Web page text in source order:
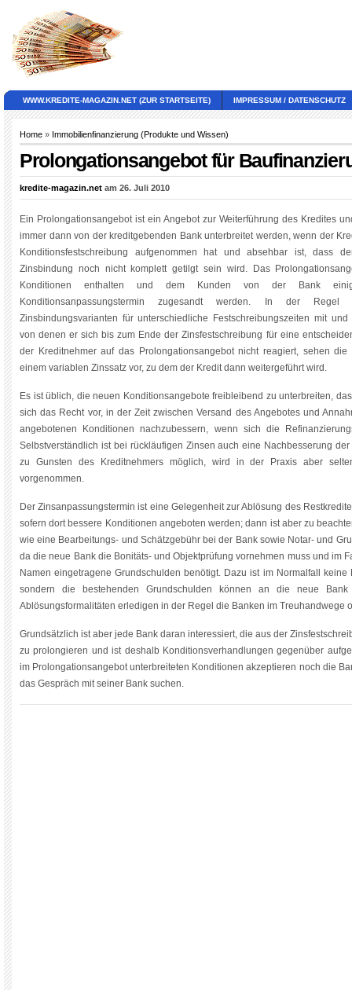
WWW.KREDITE-MAGAZIN.NET (ZUR STARTSEITE) IMPRESSUM / DATENSCHUTZ
Home » Immobilienfinanzierung (Produkte und Wissen)
Prolongationsangebot für
kredite-magazin.net am 26. Juli 2010
Ein Prolongationsangebot ist ein Angebot zur Weiterführung des Kredites
immer dann von der kreditgebenden Bank unterbreitet werden, wenn der
Konditionsfestschreibung aufgenommen hat und absehbar ist, dass
Zinsbindung noch nicht komplett getilgt sein wird. Das
Konditionen enthalten und dem Kunden von der Bank
Konditionsanpassungstermin zugesandt werden. In der
Zinsbindungsvarianten für unterschiedliche Festschreibungszeiten mit
von denen er sich bis zum Ende der Zinsfestschreibung für eine
der Kreditnehmer auf das Prolongationsangebot nicht reagiert, sehen
einem variablen Zinssatz vor, zu dem der Kredit dann weitergeführt wird.
Es ist üblich, die neuen Konditionsangebote freibleibend zu unterbreiten,
sich das Recht vor, in der Zeit zwischen Versand des Angebotes und
angebotenen Konditionen nachzubessern, wenn sich die
Selbstverständlich ist bei rückläufigen Zinsen auch eine Nachbesserung
zu Gunsten des Kreditnehmers möglich, wird in der Praxis aber
vorgenommen.
Der Zinsanpassungstermin ist eine Gelegenheit zur Ablösung des
sofern dort bessere Konditionen angeboten werden; dann ist aber zu
wie eine Bearbeitungs- und Schätzgebühr bei der Bank sowie Notar- und
da die neue Bank die Bonitäts- und Objektprüfung vornehmen muss und im
Namen eingetragene Grundschulden benötigt. Dazu ist im Normalfall keine
sondern die bestehenden Grundschulden können an die neue
Ablösungsformalitäten erledigen in der Regel die Banken im Treuhandwege
Grundsätzlich ist aber jede Bank daran interessiert, die aus der
zu prolongieren und ist deshalb Konditionsverhandlungen gegenüber
im Prolongationsangebot unterbreiteten Konditionen akzeptieren noch die
das Gespräch mit seiner Bank suchen.